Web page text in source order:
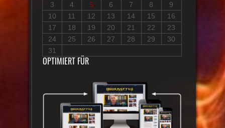
3
4 5 6 7 8
9
10
11 12 13 14 15
16
17
18 19 20 21 22
23
24
25 26 27 28 29
30
31
OPTIMIERT FÜR